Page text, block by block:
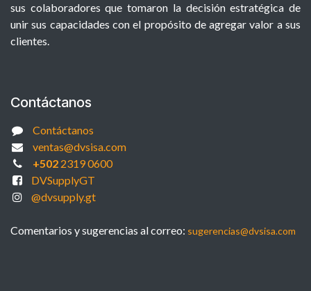
sus colaboradores que tomaron la decisión estratégica de
unir sus capacidades con el propósito de agregar valor a sus
clientes.
Contáctanos
Contáctanos
ventas@dvsisa.com
+5022319 0600
DVSupplyGT
@dvsupply.gt
Comentarios y sugerencias al correo: sugerencias@dvsisa.com